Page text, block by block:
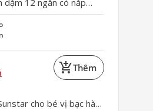
dặm 12 ngăn có nắp
add_shopping_cartThêm
cho bé vị bạc hà